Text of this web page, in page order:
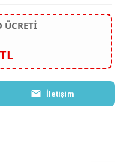
ÜCRETİ
İletişim